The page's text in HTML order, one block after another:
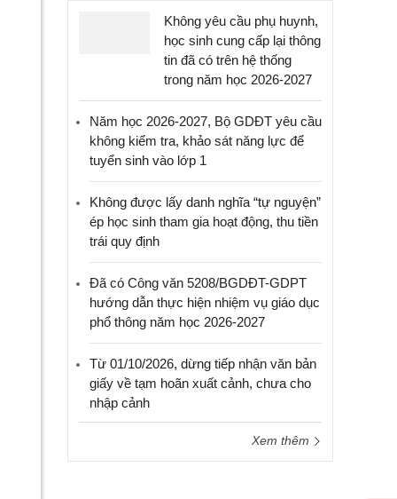
Không yêu cầu phụ huynh,
học sinh cung cấp lại thông
tin đã có trên hệ thống
trong năm học 2026-2027
Năm học 2026-2027, Bộ GDĐT yêu cầu
không kiểm tra, khảo sát năng lực để
tuyển sinh vào lớp 1
Không được lấy danh nghĩa “tự nguyện”
ép học sinh tham gia hoạt động, thu tiền
trái quy định
Đã có Công văn 5208/BGDĐT-GDPT
hướng dẫn thực hiện nhiệm vụ giáo dục
phổ thông năm học 2026-2027
Từ 01/10/2026, dừng tiếp nhận văn bản
giấy về tạm hoãn xuất cảnh, chưa cho
nhập cảnh
Xem thêm